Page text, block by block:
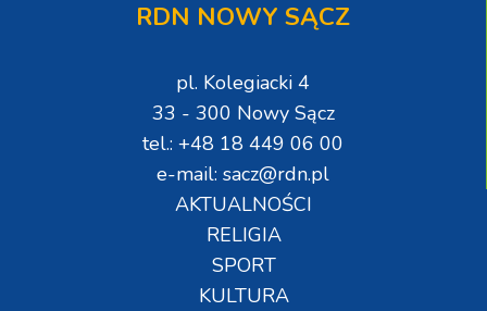
RDN NOWY SĄCZ
pl. Kolegiacki 4
33 - 300 Nowy Sącz
tel.: +48 18 449 06 00
e-mail: sacz@rdn.pl
AKTUALNOŚCI
RELIGIA
SPORT
KULTURA